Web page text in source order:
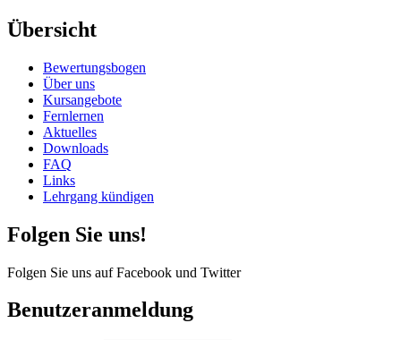
Übersicht
Bewertungsbogen
Über uns
Kursangebote
Fernlernen
Aktuelles
Downloads
FAQ
Links
Lehrgang kündigen
Folgen Sie uns!
Folgen Sie uns auf Facebook und Twitter
Benutzeranmeldung